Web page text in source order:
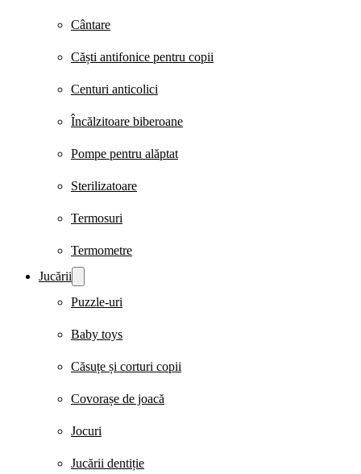
Cântare
Căști antifonice pentru copii
Centuri anticolici
Încălzitoare biberoane
Pompe pentru alăptat
Sterilizatoare
Termosuri
Termometre
Jucării
Puzzle-uri
Baby toys
Căsuțe și corturi copii
Covorașe de joacă
Jocuri
Jucării dentiție